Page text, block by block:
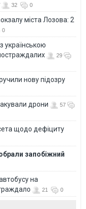
32 0
міста Лозова: 2
0
українською
29
нову підозру
дрони
57
щодо дефіциту
запобіжний
на
21 0